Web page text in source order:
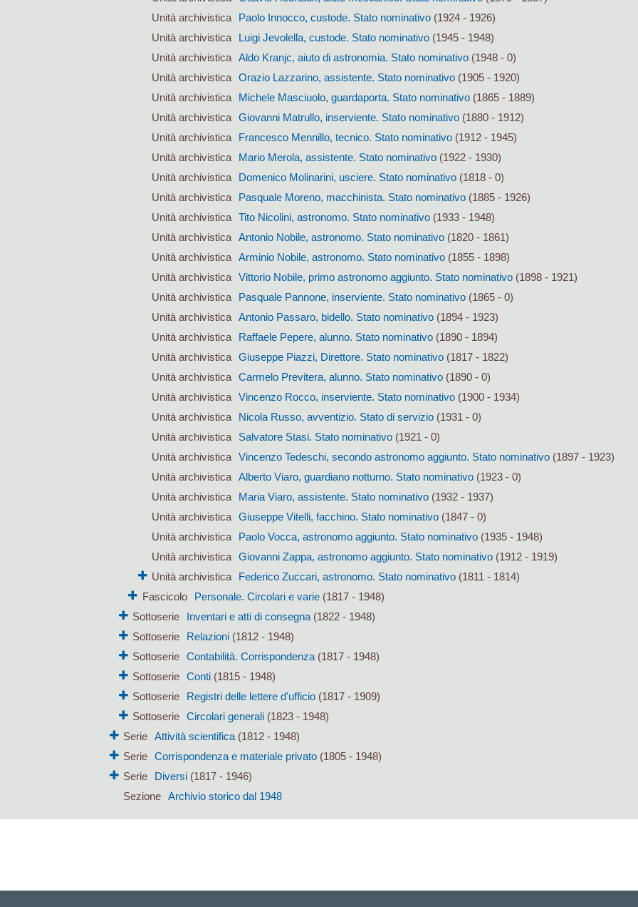
Unità archivistica
Paolo Innocco, custode. Stato nominativo(1924 - 1926)
Unità archivistica
Luigi Jevolella, custode. Stato nominativo(1945 - 1948)
Unità archivistica Aldo Kranjc, aiuto di astronomia. Stato nominativo(1948 - 0)
Unità archivistica Orazio Lazzarino, assistente. Stato nominativo(1905 - 1920)
Unità archivistica
Michele Masciuolo, guardaporta. Stato nominativo(1865 - 1889)
Unità archivistica Giovanni Matrullo, inserviente. Stato nominativo(1880 - 1912)
Unità archivistica
Francesco Mennillo, tecnico. Stato nominativo(1912 - 1945)
Unità archivistica
Mario Merola, assistente. Stato nominativo(1922 - 1930)
Unità archivistica
Domenico Molinarini, usciere. Stato nominativo(1818 - 0)
Unità archivistica
Pasquale Moreno, macchinista. Stato nominativo(1885 - 1926)
Unità archivistica Tito Nicolini, astronomo. Stato nominativo(1933 - 1948)
Unità archivistica Antonio Nobile, astronomo. Stato nominativo(1820 - 1861)
Unità archivistica Arminio Nobile, astronomo. Stato nominativo(1855 - 1898)
Unità archivistica Vittorio Nobile, primo astronomo aggiunto. Stato nominativo(1898 - 1921)
Unità archivistica
Pasquale Pannone, inserviente. Stato nominativo(1865 - 0)
Unità archivistica Antonio Passaro, bidello. Stato nominativo(1894 - 1923)
Unità archivistica
Raffaele Pepere, alunno. Stato nominativo(1890 - 1894)
Unità archivistica Giuseppe Piazzi, Direttore. Stato nominativo(1817 - 1822)
Unità archivistica Carmelo Previtera, alunno. Stato nominativo(1890 - 0)
Unità archivistica Vincenzo Rocco, inserviente. Stato nominativo(1900 - 1934)
Unità archivistica
Nicola Russo, avventizio. Stato di servizio(1931 - 0)
Unità archivistica
Salvatore Stasi. Stato nominativo(1921 - 0)
Unità archivistica Vincenzo Tedeschi, secondo astronomo aggiunto. Stato nominativo(1897 - 1923)
Unità archivistica Alberto Viaro, guardiano notturno. Stato nominativo(1923 - 0)
Unità archivistica
Maria Viaro, assistente. Stato nominativo(1932 - 1937)
Unità archivistica Giuseppe Vitelli, facchino. Stato nominativo(1847 - 0)
Unità archivistica
Paolo Vocca, astronomo aggiunto. Stato nominativo(1935 - 1948)
Unità archivistica Giovanni Zappa, astronomo aggiunto. Stato nominativo(1912 - 1919)
Unità archivistica
Federico Zuccari, astronomo. Stato nominativo(1811 - 1814)
Fascicolo
Personale. Circolari e varie(1817 - 1948)
Sottoserie
Inventari e atti di consegna (1822 - 1948)
Sottoserie
Relazioni (1812 - 1948)
Sottoserie
Contabilità. Corrispondenza (1817 - 1948)
Sottoserie
Conti (1815 - 1948)
Sottoserie
Registri delle lettere d'ufficio (1817 - 1909)
Sottoserie
Circolari generali (1823 - 1948)
Serie Attività scientifica(1812 - 1948)
Serie Corrispondenza e materiale privato(1805 - 1948)
Serie
Diversi(1817 - 1946)
Sezione Archivio storico dal 1948